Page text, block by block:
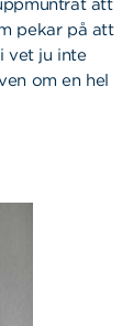
att
pekar på att
vet ju inte
om en hel